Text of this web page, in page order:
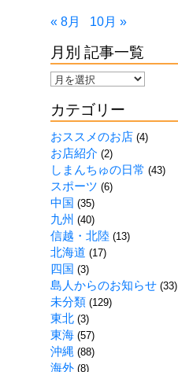
« 8月 10月 »
月別 記事一覧
月
記
事
一
覧
カテゴリー
おススメのお店(4)
お店紹介 (2)
しまんちゅの日常 (43)
スポーツ (6)
中国 (35)
九州 (40)
信越・北陸(13)
北海道 (17)
四国 (3)
島人からのお知らせ(33)
未分類(129)
東北(3)
東海(57)
沖縄 (88)
海外(8)